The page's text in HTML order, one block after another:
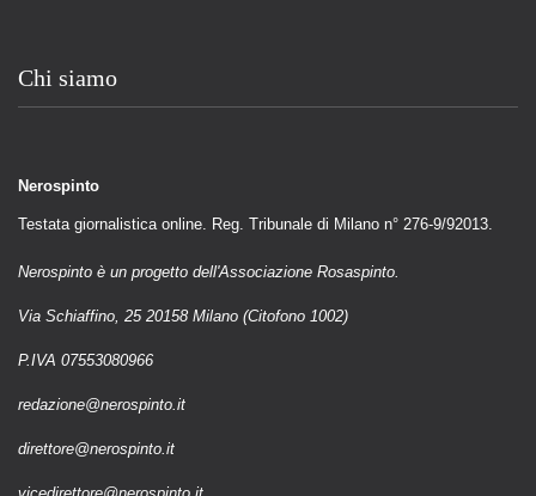
Chi siamo
Nerospinto
Testata giornalistica online. Reg. Tribunale di Milano n° 276-9/92013.
Nerospinto è un progetto dell'Associazione Rosaspinto.
Via Schiaffino, 25 20158 Milano (Citofono 1002)
P.IVA 07553080966
redazione@nerospinto.it
direttore@nerospinto.it